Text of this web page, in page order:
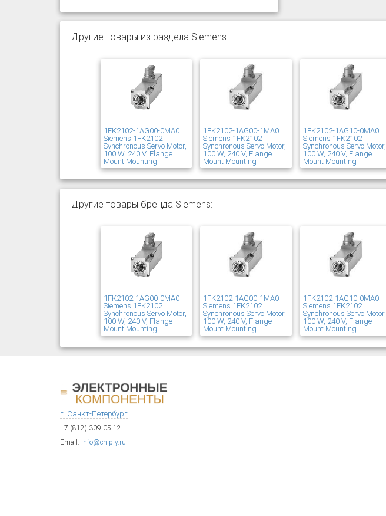
Другие товары из раздела Siemens:
1FK2102-1AG00-0MA0
Siemens 1FK2102
Synchronous Servo Motor,
100 W, 240 V, Flange
Mount Mounting
1FK2102-1AG00-1MA0
Siemens 1FK2102
Synchronous Servo Motor,
100 W, 240 V, Flange
Mount Mounting
1FK2102-1AG10-0MA0
Siemens 1FK2102
Synchronous Servo Motor,
100 W, 240 V, Flange
Mount Mounting
Другие товары бренда Siemens:
1FK2102-1AG00-0MA0
Siemens 1FK2102
Synchronous Servo Motor,
100 W, 240 V, Flange
Mount Mounting
1FK2102-1AG00-1MA0
Siemens 1FK2102
Synchronous Servo Motor,
100 W, 240 V, Flange
Mount Mounting
1FK2102-1AG10-0MA0
Siemens 1FK2102
Synchronous Servo Motor,
100 W, 240 V, Flange
Mount Mounting
г. Санкт-Петербург
+7 (812) 309-05-12
Email: info@chiply.ru